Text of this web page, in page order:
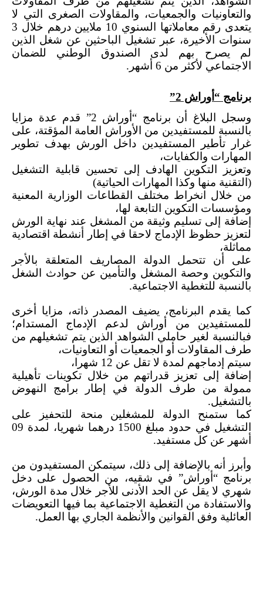
والتعاونيات والجمعيات، والمقاولات الصغرى التي لا
يتعدى رقم معاملاتها السنوي 10 ملايين درهم خلال 3
سنوات الأخيرة، عبر تشغيل الباحثين عن شغل الذين
لم يصرح بهم لدى الصندوق الوطني للضمان
الاجتماعي لأكثر من 6 أشهر.
برنامج “أوراش 2”
وسجل البلاغ أن برنامج “أوراش 2” قدم عدة مزايا
بالنسبة للمستفيدين من الأوراش العامة المؤقتة، على
غرار تأطير المستفيدين داخل الورش بهدف تطوير
المهارات والكفايات،
وتعزيز التكوين الهادف إلى تحسين قابلية التشغيل
(التقنية منها وكذا المهارات الحياتية)
من خلال انخراط مختلف القطاعات الوزارية المعنية
ومؤسسات التكوين التابعة لها،
إضافة إلى تسليم وثيقة من المشغل عند نهاية الورش
لتعزيز حظوظ الإدماج لاحقا في إطار أنشطة اقتصادية
مماثلة،
على أن تتحمل الدولة المصاريف المتعلقة بالأجر
والتكوين وحصة المشغل والتأمين عن حوادث الشغل
بالنسبة للتغطية الاجتماعية.
كما يقدم البرنامج، يضيف المصدر ذاته، مزايا أخرى
للمستفيدين من أوراش لدعم الإدماج المستدام؛
فبالنسبة لغير حاملي الشواهد الذين يتم تشغيلهم من
طرف المقاولات أو الجمعيات أو التعاونيات،
سيتم إدماجهم لمدة لا تقل عن 12 شهرا،
إضافة إلى تعزيز قدراتهم من خلال تكوينات تأهيلية
ممولة من طرف الدولة في إطار برامج النهوض
بالتشغيل.
كما ستمنح الدولة للمشغلين منحة للتحفيز على
التشغيل في حدود مبلغ 1500 درهما شهريا، لمدة 09
أشهر عن كل مستفيد.
وأبرز أنه بالإضافة إلى ذلك، سيتمكن المستفيدون من
برنامج “أوراش” في شقيه، من الحصول على دخل
شهري لا يقل عن الحد الأدنى للأجر خلال مدة الورش،
والاستفادة من التغطية الاجتماعية بما فيها التعويضات
العائلية وفق القوانين والأنظمة الجاري بها العمل.